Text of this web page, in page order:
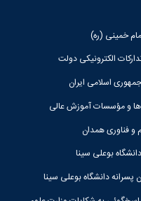
خمینی (ره)
الکترونیکی دولت
اسلامی ایران
و مؤسسات آموزش عالی
و فناوری همدان
دانشگاه بوعلی سینا
پسرانه دانشگاه بوعلی سینا